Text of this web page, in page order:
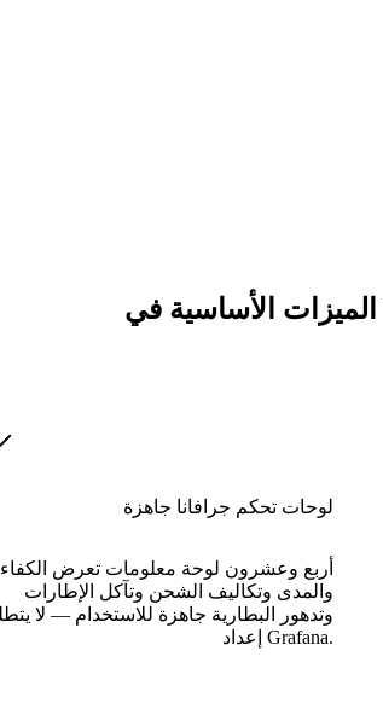
لوحات تحكم جرافانا جاهزة
أربع وعشرون لوحة معلومات تعرض
والمدى وتكاليف الشحن وتآكل الإطارات
وتدهور البطارية جاهزة للاستخدام — لا
إعداد Grafana.